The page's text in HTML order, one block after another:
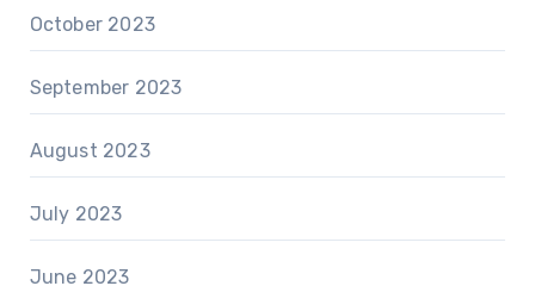
October 2023
September 2023
August 2023
July 2023
June 2023